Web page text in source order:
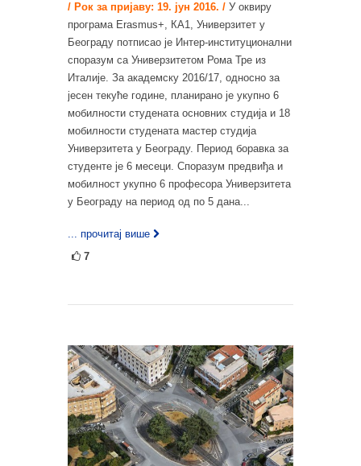
/ Рок за пријаву: 19. јун 2016. / У оквиру
програма Erasmus+, КА1, Универзитет у
Београду потписао је Интер-институционални
споразум са Универзитетом Рома Тре из
Италије. За академску 2016/17, односно за
јесен текуће године, планирано је укупно 6
мобилности студената основних студија и 18
мобилности студената мастер студија
Универзитета у Београду. Период боравка за
студенте је 6 месеци. Споразум предвиђа и
мобилност укупно 6 професора Универзитета
у Београду на период од по 5 дана...
... прочитај више
7